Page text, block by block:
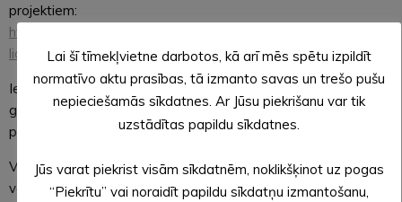
projektiem:
https://aluksne.lv/index.php/sabiedriba/sabiedribas-
lidzdaliba/saistoso-noteikumu-projektu-apspriesana/
Iedzīvotāji var izteikt viedokli par saistošo noteikumu
grozījumiem projektā brīvā formā vai aizpildot anketas, kas
pieejamas norādītajā tīmekļvietnes sadaļā.
Viedokli par saistošo noteikumu projektiem izziņotajā termiņā
var iesniegt:
Lai šī tīmekļvietne darbotos, kā arī mēs spētu izpildīt
normatīvo aktu prasības, tā izmanto savas un trešo pušu
nepieciešamās sīkdatnes. Ar Jūsu piekrišanu var tik
uzstādītas papildu sīkdatnes.
Jūs varat piekrist visām sīkdatnēm, noklikšķinot uz pogas
“Piekrītu” vai noraidīt papildu sīkdatņu izmantošanu,